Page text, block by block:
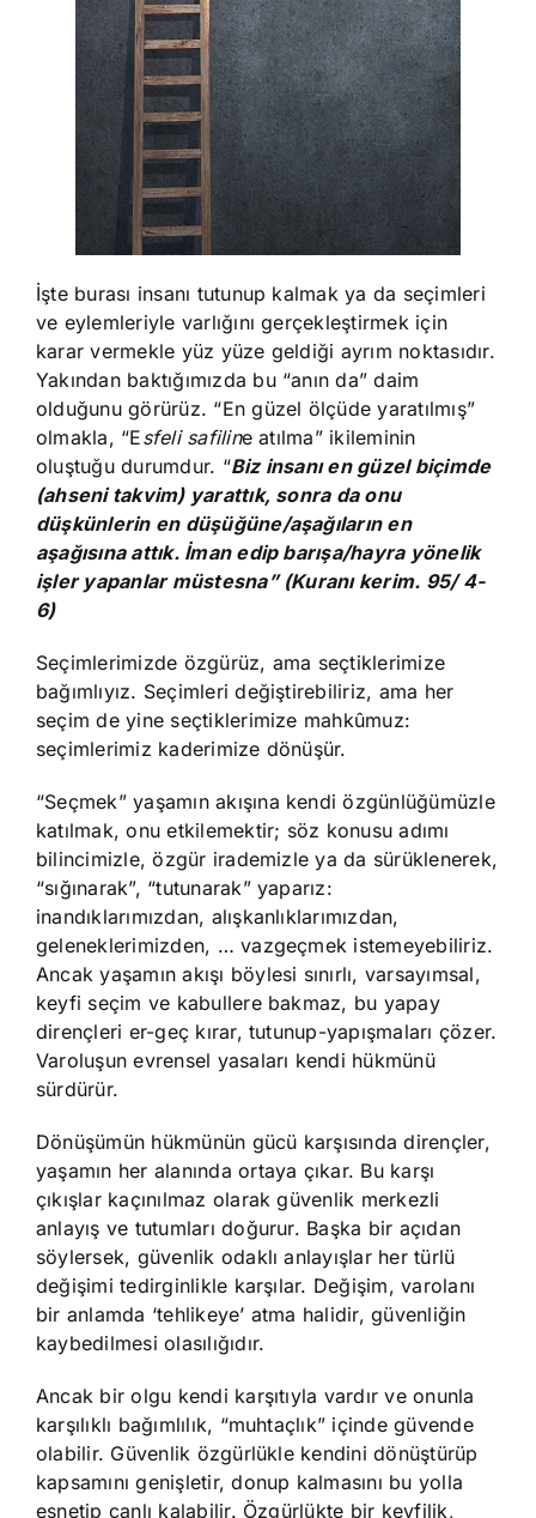
İşte burası insanı tutunup kalmak ya da seçimleri
ve eylemleriyle varlığını gerçekleştirmek için
karar vermekle yüz yüze geldiği ayrım noktasıdır.
Yakından baktığımızda bu “anın da” daim
olduğunu görürüz. “En güzel ölçüde yaratılmış”
olmakla, “Esfeli safiline atılma” ikileminin
oluştuğu durumdur. “Biz insanı en güzel biçimde
(ahseni takvim) yarattık, sonra da onu
düşkünlerin en düşüğüne/aşağıların en
aşağısına attık. İman edip barışa/hayra yönelik
işler yapanlar müstesna” (Kuranı kerim. 95/ 4-
6)
Seçimlerimizde özgürüz, ama seçtiklerimize
bağımlıyız. Seçimleri değiştirebiliriz, ama her
seçim de yine seçtiklerimize mahkûmuz:
seçimlerimiz kaderimize dönüşür.
“Seçmek” yaşamın akışına kendi özgünlüğümüzle
katılmak, onu etkilemektir; söz konusu adımı
bilincimizle, özgür irademizle ya da sürüklenerek,
“sığınarak”, “tutunarak” yaparız:
inandıklarımızdan, alışkanlıklarımızdan,
geleneklerimizden, … vazgeçmek istemeyebiliriz.
Ancak yaşamın akışı böylesi sınırlı, varsayımsal,
keyfi seçim ve kabullere bakmaz, bu yapay
dirençleri er-geç kırar, tutunup-yapışmaları çözer.
Varoluşun evrensel yasaları kendi hükmünü
sürdürür.
Dönüşümün hükmünün gücü karşısında dirençler,
yaşamın her alanında ortaya çıkar. Bu karşı
çıkışlar kaçınılmaz olarak güvenlik merkezli
anlayış ve tutumları doğurur. Başka bir açıdan
söylersek, güvenlik odaklı anlayışlar her türlü
değişimi tedirginlikle karşılar. Değişim, varolanı
bir anlamda ‘tehlikeye’ atma halidir, güvenliğin
kaybedilmesi olasılığıdır.
Ancak bir olgu kendi karşıtıyla vardır ve onunla
karşılıklı bağımlılık, “muhtaçlık” içinde güvende
olabilir. Güvenlik özgürlükle kendini dönüştürüp
kapsamını genişletir, donup kalmasını bu yolla
esnetip canlı kalabilir. Özgürlükte bir keyfilik,